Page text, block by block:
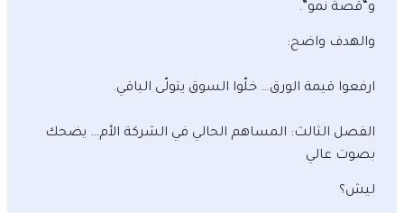
و“قصة نمو”.
والهدف واضح:
ارفعوا قيمة الورق… خلّوا السوق يتولّى الباقي.
الفصل الثالث: المساهم الحالي في الشركة الأم… يضحك
بصوت عالي
ليش؟